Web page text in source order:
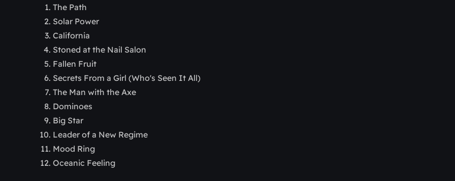
The Path
Solar Power
California
Stoned at the Nail Salon
Fallen Fruit
Secrets From a Girl (Who's Seen It All)
The Man with the Axe
Dominoes
Big Star
Leader of a New Regime
Mood Ring
Oceanic Feeling